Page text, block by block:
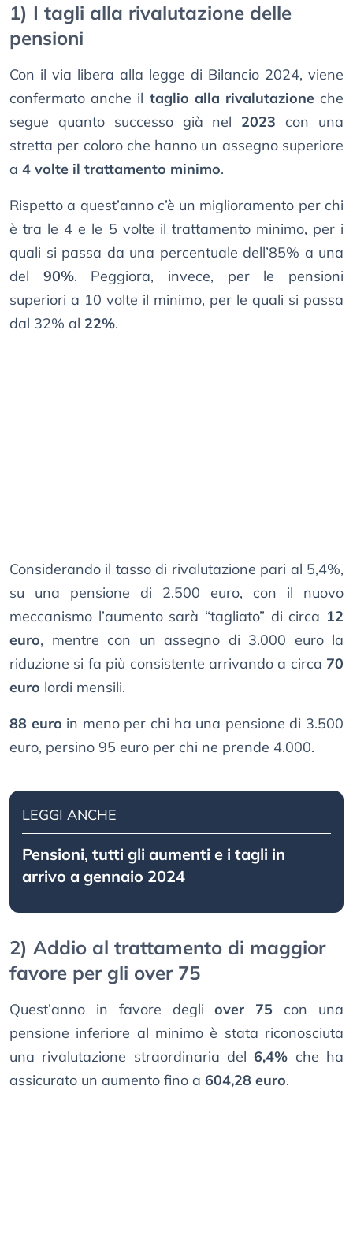
1) I tagli alla rivalutazione delle
pensioni
Con il via libera alla legge di Bilancio 2024, viene
confermato anche il taglio alla rivalutazioneche
segue quanto successo già nel 2023 con una
stretta per coloro che hanno un assegno superiore
a 4 volte il trattamento minimo.
Rispetto a quest’anno c’è un miglioramento per chi
è tra le 4 e le 5 volte il trattamento minimo, per i
quali si passa da una percentuale dell’85% a una
del 90%. Peggiora, invece, per le pensioni
superiori a 10 volte il minimo, per le quali si passa
dal 32% al 22%.
Considerando il tasso di rivalutazione pari al 5,4%,
su una pensione di 2.500 euro, con il nuovo
meccanismo l’aumento sarà “tagliato” di circa 12
euro, mentre con un assegno di 3.000 euro la
riduzione si fa più consistente arrivando a circa 70
euro lordi mensili.
88 euro in meno per chi ha una pensione di 3.500
euro, persino 95 euro per chi ne prende 4.000.
LEGGI ANCHE
Pensioni, tutti gli aumenti e i tagli in
arrivo a gennaio 2024
2) Addio al trattamento di maggior
favore per gli over 75
Quest’anno in favore degliover 75 con una
pensione inferiore al minimo è stata riconosciuta
una rivalutazione straordinaria del6,4% che ha
assicurato un aumento fino a 604,28 euro.